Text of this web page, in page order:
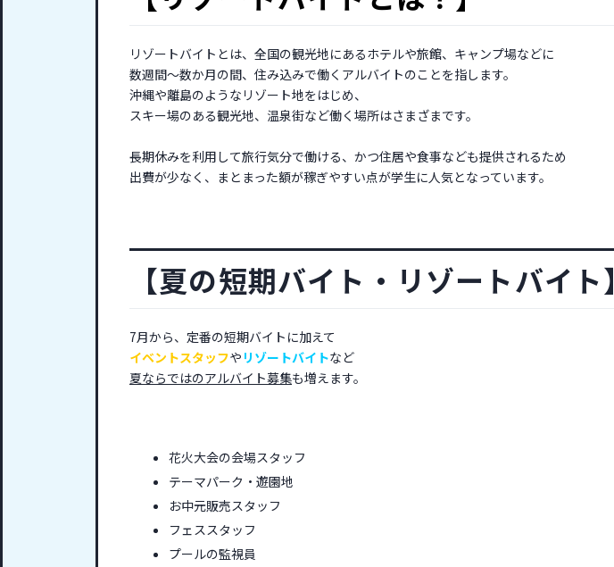
リゾートバイトとは、全国の観光地にあるホテルや旅館、キャンプ場などに
数週間～数か月の間、住み込みで働くアルバイトのことを指します。
沖縄や離島のようなリゾート地をはじめ、
スキー場のある観光地、温泉街など働く場所はさまざまです。
長期休みを利用して旅行気分で働ける、かつ住居や食事なども提供されるため
出費が少なく、まとまった額が稼ぎやすい点が学生に人気となっています。
【夏の短期バイト・リゾートバイト】
7月から、定番の短期バイトに加えて
イベントスタッフや リゾートバイトなど
夏ならではのアルバイト募集も増えます。
花火大会の会場スタッフ
テーマパーク・遊園地
お中元販売スタッフ
フェススタッフ
プールの監視員